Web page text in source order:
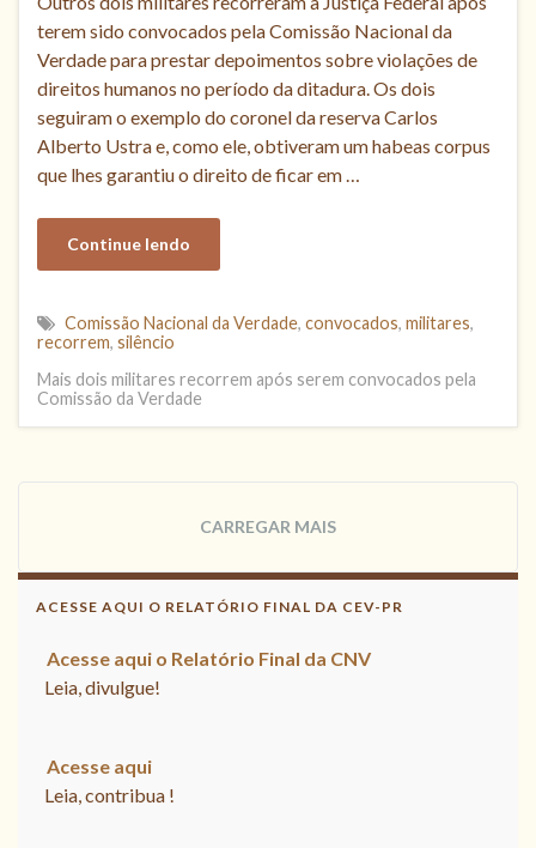
terem sido convocados pela Comissão Nacional da
Verdade para prestar depoimentos sobre violações de
direitos humanos no período da ditadura. Os dois
seguiram o exemplo do coronel da reserva Carlos
Alberto Ustra e, como ele, obtiveram um habeas corpus
que lhes garantiu o direito de ficar em …
Continue lendo
Comissão Nacional da Verdade, convocados, militares,
recorrem, silêncio
Mais dois militares recorrem após serem convocados pela
Comissão da Verdade
CARREGAR MAIS
ACESSE AQUI O RELATÓRIO FINAL DA CEV-PR
Acesse aqui o Relatório Final da